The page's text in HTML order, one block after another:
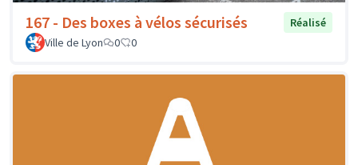
167 - Des boxes à vélos sécurisés
Réalisé
Ville de Lyon
0 0